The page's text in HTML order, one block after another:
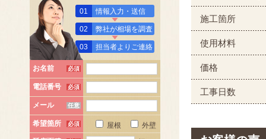
施工箇所
使用材料
価格
工事日数
01 情報入力・送信
02 弊社が相場を調査
03 担当者よりご連絡
お名前 必須
電話番号 必須
メール 任意
希望箇所 必須 屋根
外壁